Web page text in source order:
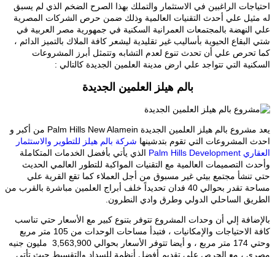
احتياجات الراغبين في الاستثمار والتملك بهذا الصرح الضخم الذي لم يسبق
له مثيل علي أحدث التقنيات العالمية وذلك ضمن حرص الشركات المصرية
علي النهضة بالمجتمعات العمرانية السكنية في جمهورية مصر العربية في
شتي البقاع الحيوية بأساليب غير تقليدية ليشعر كافة الملاك بالتميز الدائم ،
كما تحرص علي أن تحدث تنوع لعدم التشابه وتتمثل أبرز المشروعات
السكنية التي تتواجد علي ارض مدينة العلمين الجديدة كالتالي :
بالم هيلز العلمين الجديدة
يعد مشروع بالم هيلز العلمين الجديدة Palm Hills New Alamein من أكبر و
احدث المشروعات التي تقوم بتدشينها شركة بالم هيلز للتطوير والاستثمار
العقاري Palm Hills Development
الذي يأتي بأفضل الخدمات المتكاملة
وأحدث التصميمات العالمية مع التقنيات المواكبة للتطور العالمي الحديث
حتي تنشأ مجتمع بيئي غير مسبوق من أجل العملاء كما تقع القرية علي
مساحة تقدر بحوالي 40 فدان تحديداً خلف أبراج العلمين مباشرة بالقرب من
الطريق الساحلي الدولي وطرق وادي النطرون.
بالإضافة إلي أن وحدات المشروع تتوفر بتنوع كبير مع الأسعار حتي تناسب
كافة الاحتياجات والإمكانيات ، فتبدأ مساحات الوحدات من 105 متر مربع
وحتي 174 متر مربع ، و أيضا تتوفر الأسعار بحوالي 3,563,900 مليون جنيه
مصري ، مع الحرص علي تقديم أفضل أنظمة للسداد والتقسيط حيث تأتي